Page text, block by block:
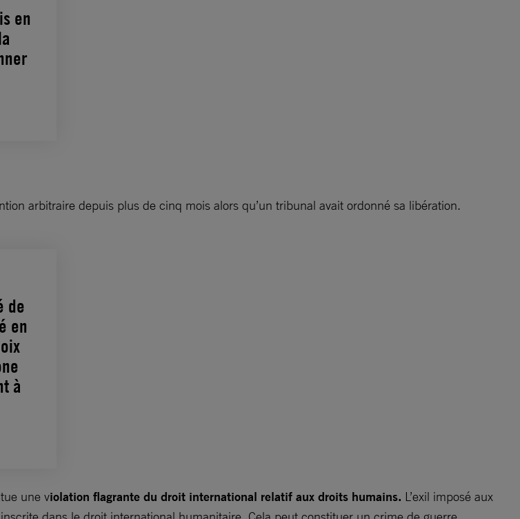
en
arbitraire depuis plus de cinq mois alors qu’un tribunal avait ordonné sa libération.
de
en
à
une violation flagrante du droit international relatif aux droits humains. L’exil imposé aux